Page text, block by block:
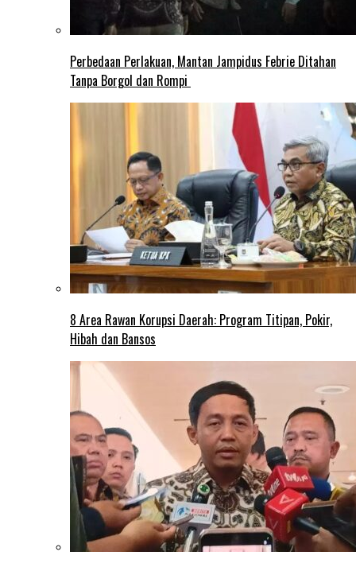
Perbedaan Perlakuan, Mantan Jampidus Febrie Ditahan
Tanpa Borgol dan Rompi
8 Area Rawan Korupsi Daerah: Program Titipan, Pokir,
Hibah dan Bansos